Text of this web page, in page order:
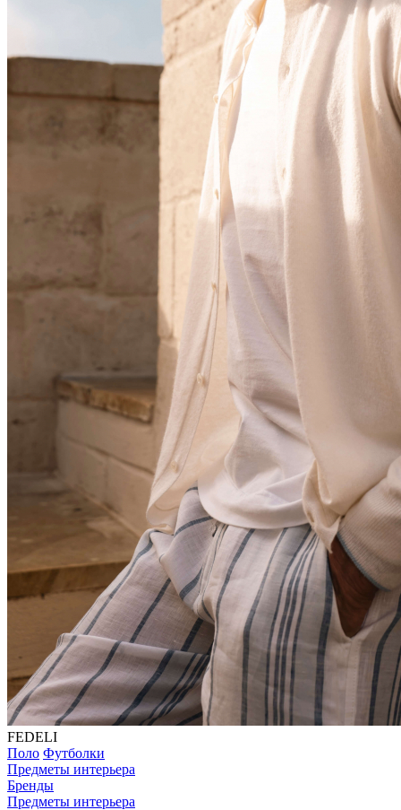
FEDELI
Поло Футболки
Предметы интерьера
Бренды
Предметы интерьера